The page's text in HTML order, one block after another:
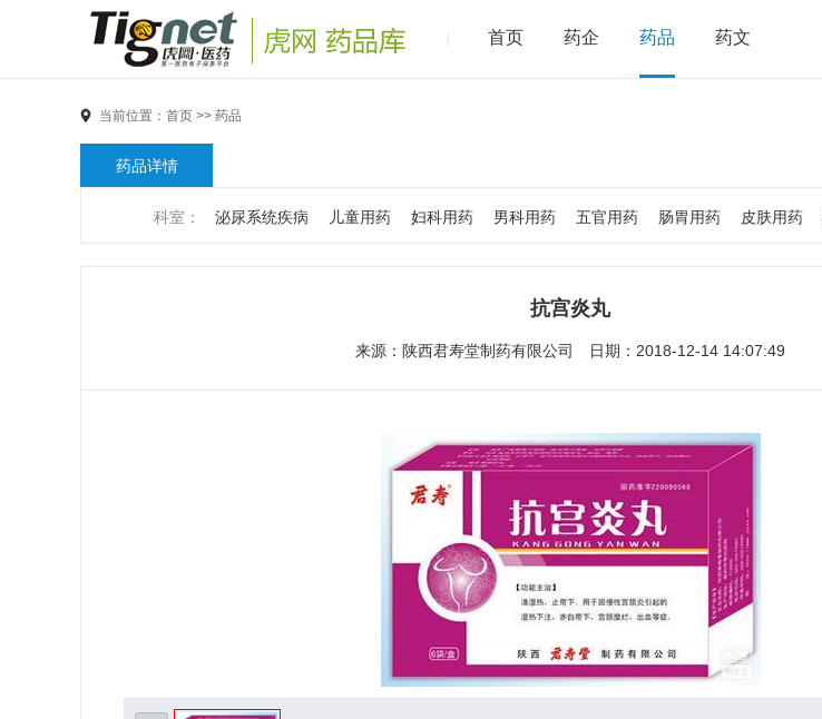
首页 药企 药品 药文
当前位置： 首页 >> 药品
药品详情
科室： 泌尿系统疾病 儿童用药 妇科用药 男科用药 五官用药 肠胃用药 皮肤用药
女性生殖及妊娠疾病
抗宫炎丸
来源： 陕西君寿堂制药有限公司 日期：2018-12-14 14:07:49